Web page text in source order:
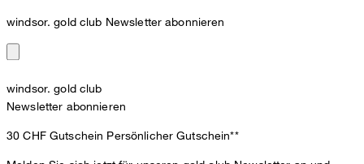
windsor. gold club Newsletter abonnieren
windsor. gold club
Newsletter abonnieren
30 CHF Gutschein Persönlicher Gutschein**